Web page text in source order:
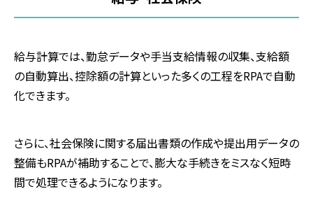
給与計算では、勤怠データや手当支給情報の収集、支給額
の自動算出、控除額の計算といった多くの工程をRPAで自動
化できます。
さらに、社会保険に関する届出書類の作成や提出用データの
整備もRPAが補助することで、膨大な手続きをミスなく短時
間で処理できるようになります。